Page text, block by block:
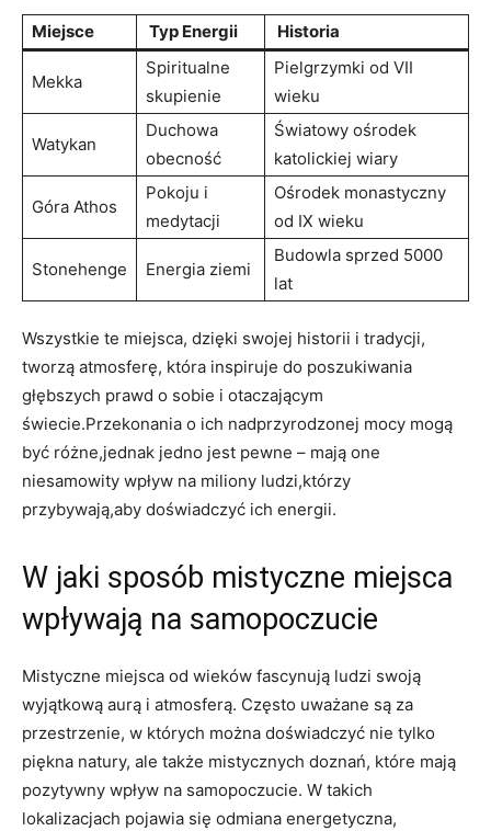
Miejsce ‍ Typ Energii ‌ Historia
Mekka
Spiritualne
skupienie
Pielgrzymki od‍ VII
wieku
Watykan
Duchowa‍
obecność
Światowy ośrodek
katolickiej wiary
Góra Athos
Pokoju i
medytacji
Ośrodek monastyczny
od IX wieku
Stonehenge Energia ziemi
Budowla ‍sprzed⁣ 5000
lat
Wszystkie te miejsca, dzięki swojej historii i⁣ tradycji,
tworzą atmosferę,⁤ która​ inspiruje do poszukiwania
głębszych prawd o sobie i otaczającym
świecie.Przekonania o ⁢ich nadprzyrodzonej mocy mogą
być‍ różne,jednak jedno jest pewne – mają one⁣
niesamowity wpływ na miliony ludzi,którzy
przybywają,aby doświadczyć ich⁢ energii.
W jaki sposób mistyczne miejsca
wpływają na samopoczucie
Mistyczne ​miejsca od wieków fascynują ludzi swoją
wyjątkową aurą i atmosferą. Często uważane są za ​
przestrzenie, w których można doświadczyć nie tylko
piękna natury, ale⁢ także mistycznych ​doznań, które⁢ mają
pozytywny wpływ na samopoczucie. W takich
lokalizacjach pojawia się odmiana energetyczna,